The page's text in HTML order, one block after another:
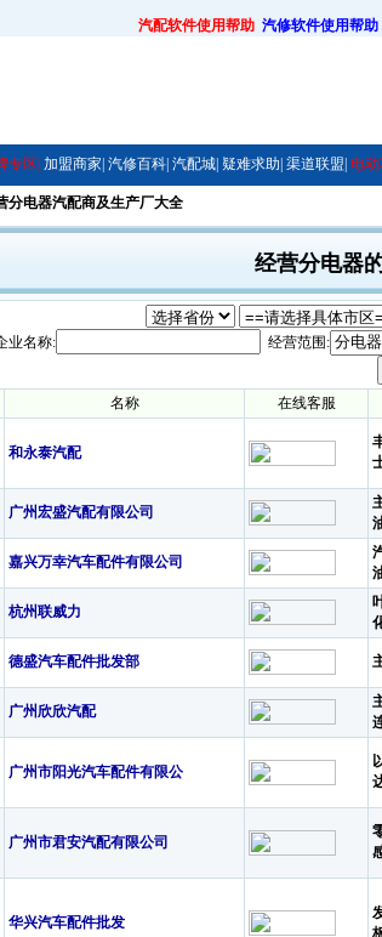
汽配软件使用帮助 汽修软件使用帮助
专区| 加盟商家| 汽修百科| 汽配城| 疑难求助| 渠道联盟| 电动
分电器汽配商及生产厂大全
经营分电器
业名称:
经营范围:
名称 在线客服
和永泰汽配
广州宏盛汽配有限公司
嘉兴万幸汽车配件有限公司
杭州联威力
德盛汽车配件批发部
广州欣欣汽配
广州市阳光汽车配件有限公
广州市君安汽配有限公司
华兴汽车配件批发